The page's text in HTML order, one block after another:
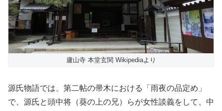
廬山寺 本堂玄関 Wikipediaより
源氏物語では、第二帖の帚木における「雨夜の品定め」
で、源氏と頭中将（葵の上の兄）らが女性談義をして、中